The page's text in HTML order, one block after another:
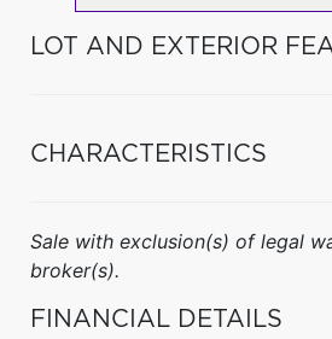
LOT AND EXTERIOR
CHARACTERISTICS
Sale with exclusion(s) of legal
broker(s).
FINANCIAL DETAILS